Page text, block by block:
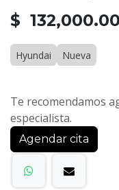
$ 132,000.00
Hyundai Nueva
Te recomendamos
especialista.
Agendar cita